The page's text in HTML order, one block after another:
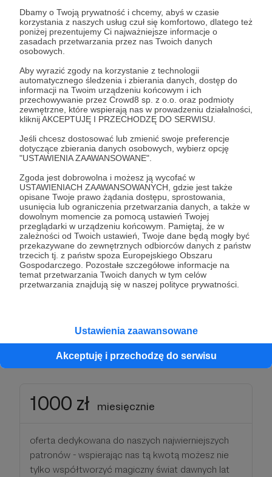
Dbamy o Twoją prywatność i chcemy, abyś w czasie
korzystania z naszych usług czuł się komfortowo, dlatego też
poniżej prezentujemy Ci najważniejsze informacje o
zasadach przetwarzania przez nas Twoich danych
osobowych.
Aby wyrazić zgody na korzystanie z technologii
automatycznego śledzenia i zbierania danych, dostęp do
informacji na Twoim urządzeniu końcowym i ich
przechowywanie przez Crowd8 sp. z o.o. oraz podmioty
zewnętrzne, które wspierają nas w prowadzeniu działalności,
kliknij AKCEPTUJĘ I PRZECHODZĘ DO SERWISU.
Jeśli chcesz dostosować lub zmienić swoje preferencje
dotyczące zbierania danych osobowych, wybierz opcję
"USTAWIENIA ZAAWANSOWANE".
Zgoda jest dobrowolna i możesz ją wycofać w
USTAWIENIACH ZAAWANSOWANYCH, gdzie jest także
opisane Twoje prawo żądania dostępu, sprostowania,
usunięcia lub ograniczenia przetwarzania danych, a także w
dowolnym momencie za pomocą ustawień Twojej
przeglądarki w urządzeniu końcowym. Pamiętaj, że w
zależności od Twoich ustawień, Twoje dane będą mogły być
przekazywane do zewnętrznych odbiorców danych z państw
trzecich tj. z państw spoza Europejskiego Obszaru
Gospodarczego. Pozostałe szczegółowe informacje na
temat przetwarzania Twoich danych w tym celów
przetwarzania znajdują się w naszej polityce prywatności.
Ustawienia zaawansowane
Akceptuję i przechodzę do serwisu
100 zł miesięcznie
zadedykowanie piosenki o dowolnej, wybranej
porze dnia - będzie to utwór ze specjalną
zapowiedzią prowadzącego :-) oczywiście
wybieramy tylko te piosenki, które tworzą
niepowtarzalny klimat Naszego Radia...
nostalgicznie
Patroni: 0 Limit: 10
500 zł miesięcznie
oferta dedykowana do naszych najwierniejszych
patronów - wspierając nas tą kwotą możesz nie
tylko współtworzyć magiczny świat dawnych lat
ale również otrzymać kampanię reklamową
1000 zł miesięcznie
oferta dedykowana do naszych najwierniejszych
patronów - wspierając nas tą kwotą możesz nie
tylko współtworzyć magiczny świat dawnych lat